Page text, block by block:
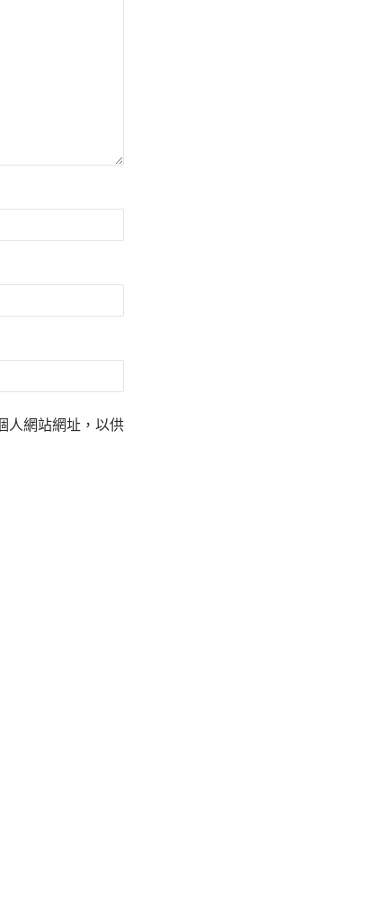
人網站網址，以供